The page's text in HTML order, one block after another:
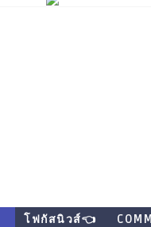
โฟกัสนิวส์👈